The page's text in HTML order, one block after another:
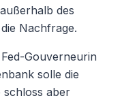
des
Nachfrage.
Gouverneurin
solle die
schloss aber